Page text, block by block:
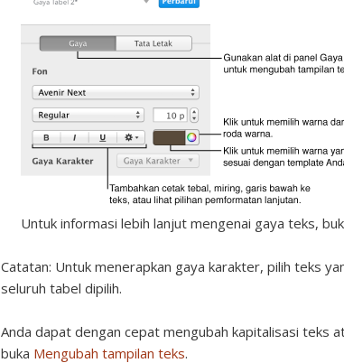
Untuk informasi lebih lanjut mengenai gaya teks,
Catatan: Untuk menerapkan gaya karakter, pilih teks
seluruh tabel dipilih.
Anda dapat dengan cepat mengubah kapitalisasi teks
buka Mengubah tampilan teks.